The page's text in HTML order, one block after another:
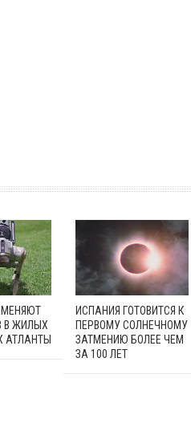
В ЖИЛЫХ
АТЛАНТЫ
ИСПАНИЯ ГОТОВИТСЯ К
ПЕРВОМУ СОЛНЕЧНОМУ
ЗАТМЕНИЮ БОЛЕЕ ЧЕМ
ЗА 100 ЛЕТ